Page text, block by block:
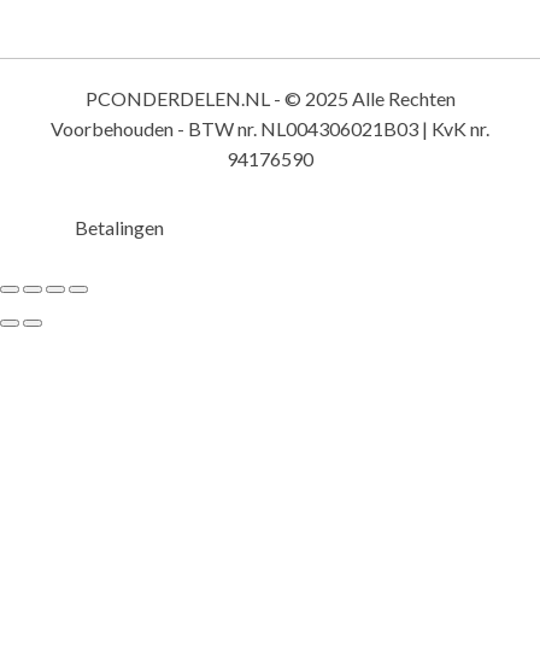
PCONDERDELEN.NL - © 2025 Alle Rechten
Voorbehouden - BTW nr. NL004306021B03 | KvK nr.
94176590
Betalingen